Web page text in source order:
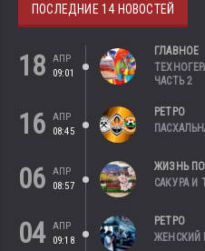
ПОСЛЕДНИЕ 14 НОВОСТЕЙ
18
АПР
09:01
ГЛАВНОЕ
ЧАСТЬ 2
16
АПР
08:45
РЕТРО
06
АПР
08:57
ЖИЗНЬ
САКУРА И
04 АПР
09:18
РЕТРО
ЖЕНСКИЙ